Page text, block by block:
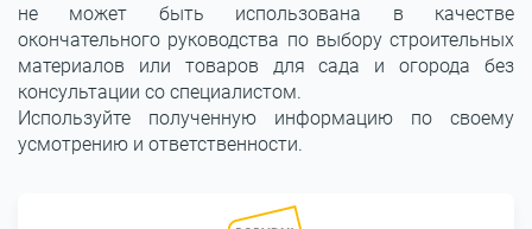
не может быть использована в качестве
окончательного руководства по выбору строительных
материалов или товаров для сада и огорода без
консультации со специалистом.
Используйте полученную информацию по своему
усмотрению и ответственности.